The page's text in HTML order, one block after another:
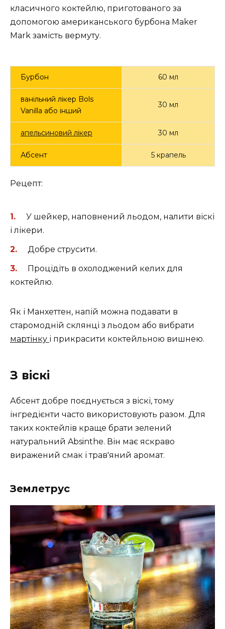
класичного коктейлю, приготованого за
допомогою американського бурбона Maker
Mark замість вермуту.
Бурбон 60 мл
ванільний лікер Bols
Vanilla або інший
30 мл
апельсиновий лікер 30 мл
Абсент 5 крапель
Рецепт:
У шейкер, наповнений льодом, налити віскі
і лікери.
Добре струсити.
Процідіть в охолоджений келих для
коктейлю.
Як і Манхеттен, напій можна подавати в
старомодній склянці з льодом або вибрати
мартінку і прикрасити коктейльною вишнею.
З віскі
Абсент добре поєднується з віскі, тому
інгредієнти часто використовують разом. Для
таких коктейлів краще брати зелений
натуральний Absinthe. Він має яскраво
виражений смак і трав'яний аромат.
Землетрус